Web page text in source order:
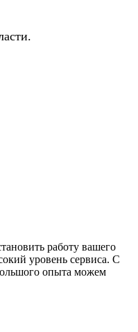
работу вашего
уровень сервиса. С
опыта можем